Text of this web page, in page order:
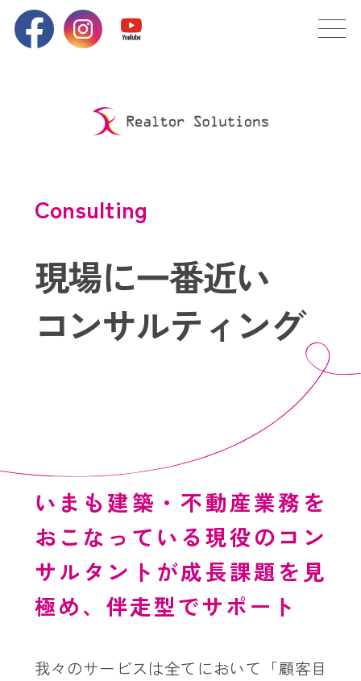
Consulting
現場に一番近い
コンサルティング
いまも建築・不動産業務を
おこなっている現役のコン
サルタントが成長課題を見
極め、伴走型でサポート
我々のサービスは全てにおいて「顧客目